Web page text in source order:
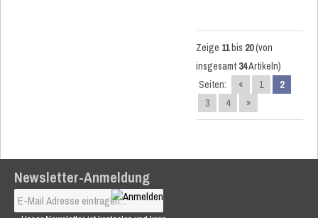
Zeige 11bis 20(von
insgesamt 34Artikeln)
Seiten:
« 1
2
3
4 »
Newsletter-Anmeldung